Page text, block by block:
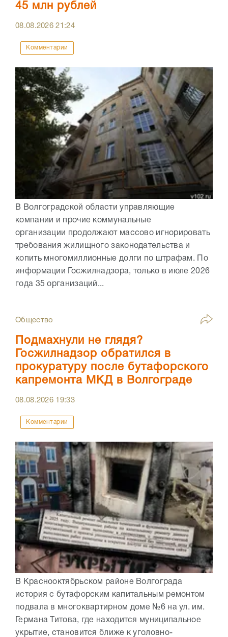
45 млн рублей
08.08.202621:24
Комментарии
В Волгоградской области управляющие
компании и прочие коммунальные
организации продолжают массово игнорировать
требования жилищного законодательства и
копить многомиллионные долги по штрафам. По
информации Госжилнадзора, только в июле 2026
года 35 организаций...
Общество
Подмахнули не глядя?
Госжилнадзор обратился в
прокуратуру после бутафорского
капремонта МКД в Волгограде
08.08.2026 19:33
Комментарии
В Краснооктябрьском районе Волгограда
история с бутафорским капитальным ремонтом
подвала в многоквартирном доме №6 на ул. им.
Германа Титова, где находится муниципальное
укрытие, становится ближе к уголовно-